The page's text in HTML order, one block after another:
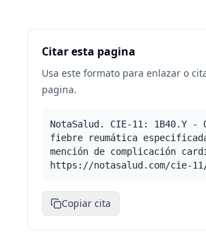
Citar esta pagina
Usa este formato para enlazar o
pagina.
NotaSalud. CIE-11: 1B40.Y -
fiebre reumática
mención de complicación
https://notasalud.com/cie-11/
Copiar cita